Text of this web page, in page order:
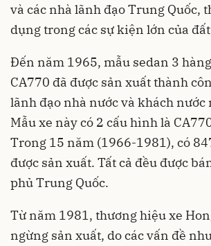
và các nhà lãnh đạo Trung Quốc,
dụng trong các sự kiện lớn của
Đến năm 1965, mẫu sedan 3
CA770 đã được sản xuất thành
lãnh đạo nhà nước và khách nước
Mẫu xe này có 2 cấu hình là
Trong 15 năm (1966-1981), có
được sản xuất. Tất cả đều được
phủ Trung Quốc.
Từ năm 1981, thương hiệu xe
ngừng sản xuất, do các vấn đề